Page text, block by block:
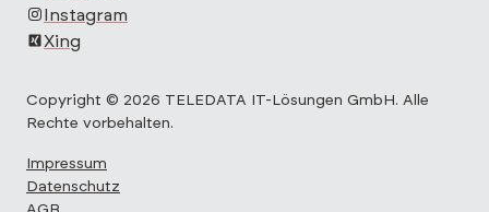
Instagram
Xing
Copyright © 2026 TELEDATA IT-Lösungen GmbH. Alle
Rechte vorbehalten.
Impressum
Datenschutz